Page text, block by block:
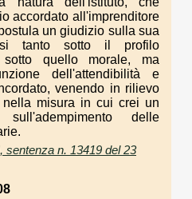
accordato all'imprenditore
un giudizio sulla sua
tanto sotto il profilo
sotto quello morale, ma
dell'attendibilità e
venendo in rilievo
nella misura in cui crei un
delle
n. 13419 del 23